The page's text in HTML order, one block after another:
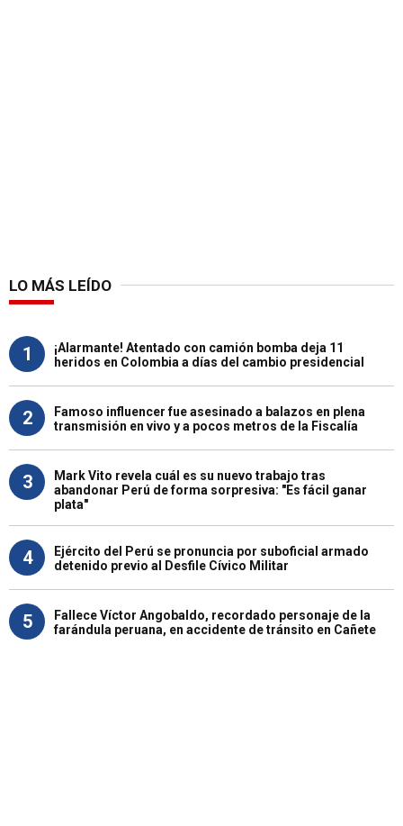
LO MÁS LEÍDO
1
¡Alarmante! Atentado con camión bomba deja 11
heridos en Colombia a días del cambio presidencial
2
Famoso influencer fue asesinado a balazos en plena
transmisión en vivo y a pocos metros de la Fiscalía
3
Mark Vito revela cuál es su nuevo trabajo tras
abandonar Perú de forma sorpresiva: "Es fácil ganar
plata"
4
Ejército del Perú se pronuncia por suboficial armado
detenido previo al Desfile Cívico Militar
5
Fallece Víctor Angobaldo, recordado personaje de la
farándula peruana, en accidente de tránsito en Cañete